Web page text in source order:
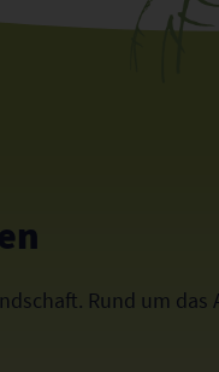
Rund um